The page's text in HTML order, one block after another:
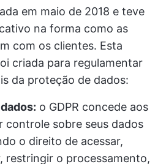
em maio de 2018 e teve
na forma como as
com os clientes. Esta
criada para regulamentar
da proteção de dados:
o GDPR concede aos
controle sobre seus dados
o direito de acessar,
restringir o processamento,